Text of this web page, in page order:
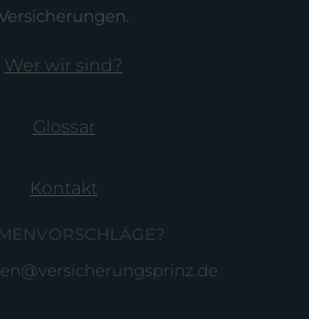
Wer wir sind?
Glossar
Kontakt